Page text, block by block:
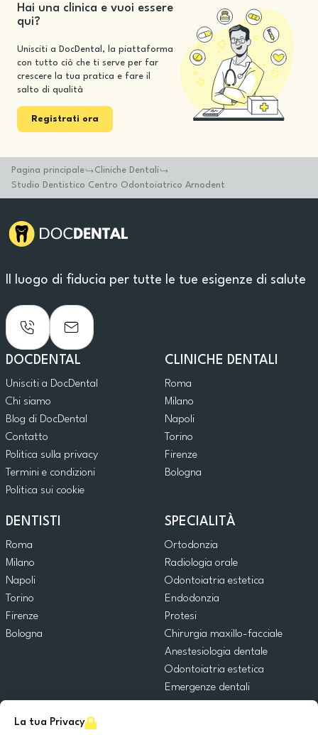
La tua Privacy
Hai una clinica e vuoi essere
qui?
Unisciti a DocDental, la piattaforma
con tutto ciò che ti serve per far
crescere la tua pratica e fare il
salto di qualità
Registrati ora
Pagina principale
Cliniche Dentali
Studio Dentistico Centro Odontoiatrico Arnodent
Il luogo di fiducia per tutte le tue esigenze di salute
DOCDENTAL
Unisciti a DocDental
Chi siamo
Blog di DocDental
Contatto
Politica sulla privacy
Termini e condizioni
Politica sui cookie
CLINICHE DENTALI
Roma
Milano
Napoli
Torino
Firenze
Bologna
DENTISTI
Roma
Milano
Napoli
Torino
Firenze
Bologna
SPECIALITÀ
Ortodonzia
Radiologia orale
Odontoiatria estetica
Endodonzia
Protesi
Chirurgia maxillo-facciale
Anestesiologia dentale
Odontoiatria estetica
Emergenze dentali